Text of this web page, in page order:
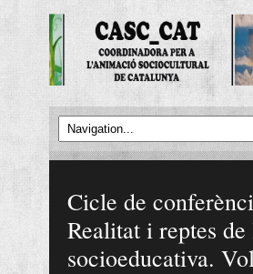
Cicle de
Realitat i reptes de
socioeducativa.